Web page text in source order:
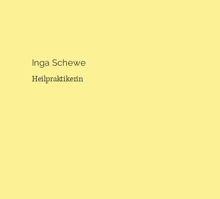
Inga Schewe
Heilpraktikerin